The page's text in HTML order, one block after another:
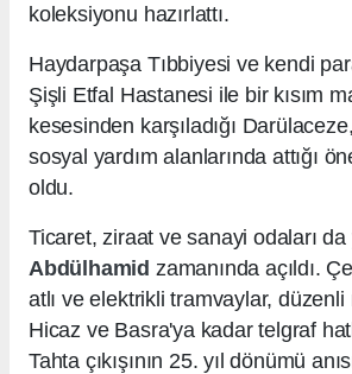
koleksiyonu hazırlattı.
Haydarpaşa Tıbbiyesi ve kendi
Şişli Etfal Hastanesi ile bir kısım
kesesinden karşıladığı
sosyal yardım alanlarında attığı
oldu.
Ticaret, ziraat ve sanayi odaları
Abdülhamid zamanında açıldı.
atlı ve elektrikli tramvaylar, düzenli
Hicaz ve Basra'ya kadar telgraf
Tahta çıkışının 25. yıl dönümü